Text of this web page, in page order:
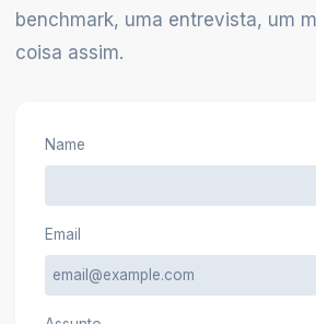
benchmark, uma entrevista, um
coisa assim.
Name
Email